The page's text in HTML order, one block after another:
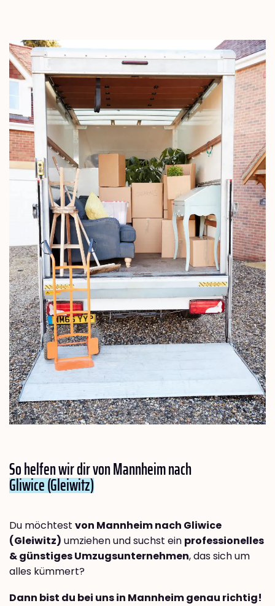
So helfen wir dir von Mannheim nach
Gliwice (Gleiwitz)
Du möchtest von Mannheim nach Gliwice
(Gleiwitz) umziehen und suchst ein professionelles
& günstiges Umzugsunternehmen, das sich um
alles kümmert?
Dann bist du bei uns in Mannheim genau richtig!